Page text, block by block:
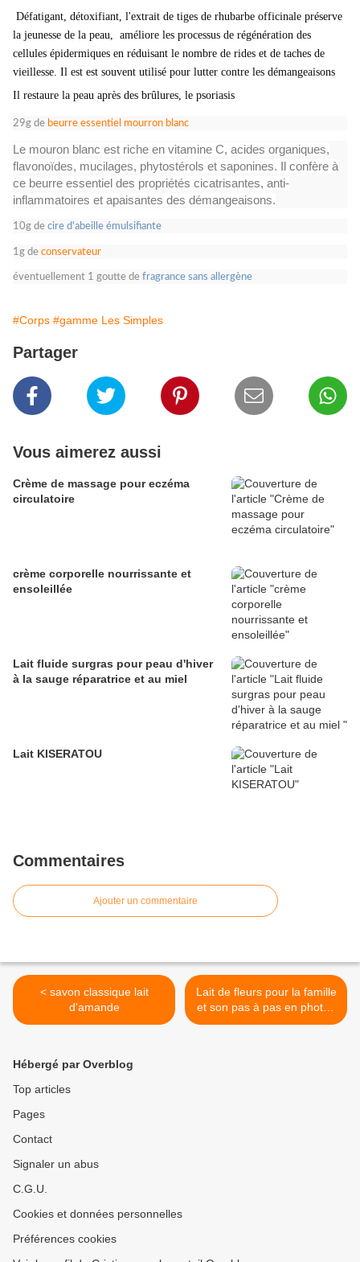
Défatigant, détoxifiant, l'extrait de tiges de rhubarbe officinale préserve
la jeunesse de la peau, améliore les processus de régénération des
cellules épidermiques en réduisant le nombre de rides et de taches de
vieillesse. Il est est souvent utilisé pour lutter contre les démangeaisons
Il restaure la peau après des brûlures, le psoriasis
29g de beurre essentiel mourron blanc
Le mouron blanc est riche en vitamine C, acides organiques,
flavonoïdes, mucilages, phytostérols et saponines. Il confère à
ce beurre essentiel des propriétés cicatrisantes, anti-
inflammatoires et apaisantes des démangeaisons.
10g de cire d'abeille émulsifiante
1g de conservateur
éventuellement 1 goutte de fragrance sans allergène
#Corps #gamme Les Simples
Partager
Vous aimerez aussi
Crème de massage pour eczéma
circulatoire
crème corporelle nourrissante et
ensoleillée
Lait fluide surgras pour peau d'hiver
à la sauge réparatrice et au miel
Lait KISERATOU
Commentaires
Ajouter un commentaire
< savon classique lait
d'amande
Lait de fleurs pour la famille
et son pas à pas en photos
>
Hébergé par Overblog
Top articles
Pages
Contact
Signaler un abus
C.G.U.
Cookies et données personnelles
Préférences cookies